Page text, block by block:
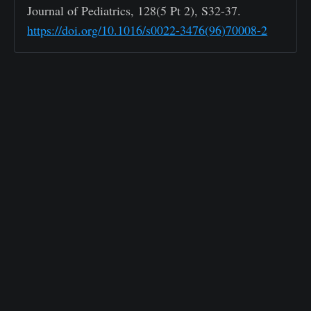
Journal of Pediatrics, 128(5 Pt 2), S32-37.
https://doi.org/10.1016/s0022-3476(96)70008-2